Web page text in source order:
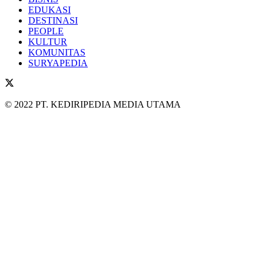
EDUKASI
DESTINASI
PEOPLE
KULTUR
KOMUNITAS
SURYAPEDIA
© 2022 PT. KEDIRIPEDIA MEDIA UTAMA